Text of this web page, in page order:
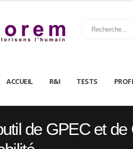
ACCUEIL R&I TESTS
de GPEC et de